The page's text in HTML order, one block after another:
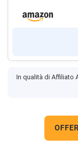
In qualità di Affiliato